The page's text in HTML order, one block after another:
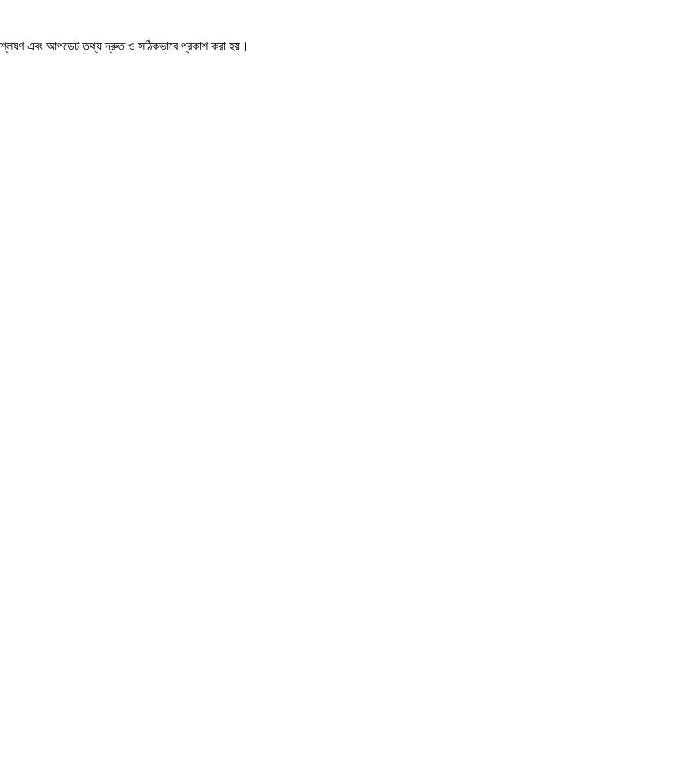
এবং আপডেট তথ্য দ্রুত ও সঠিকভাবে প্রকাশ করা হয়।